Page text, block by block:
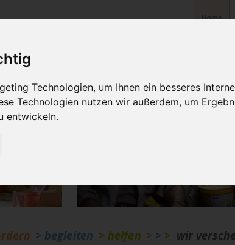
Technologien, um Ihnen ein besseres
Technologien nutzen wir außerdem, um
entwickeln.
> begleiten > helfen > > > wir
Kinder aus Hattingen